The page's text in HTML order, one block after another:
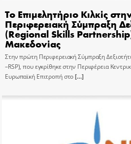
Το Επιμελητήριο Κιλκίς
Περιφερειακή Σύμπραξη
(Regional Skills
Μακεδονίας
Στην πρώτη Περιφερειακή Σύμπραξη
–RSP), που εγκρίθηκε στην Περιφέρεια
Ευρωπαϊκή Επιτροπή στο[…]